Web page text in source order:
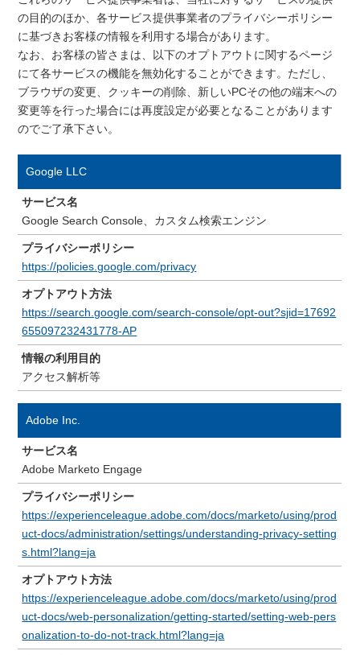
の目的のほか、各サービス提供事業者のプライバシーポリシー
に基づきお客様の情報を利用する場合があります。
なお、お客様の皆さまは、以下のオプトアウトに関するページ
にて各サービスの機能を無効化することができます。ただし、
ブラウザの変更、クッキーの削除、新しいPCその他の端末への
変更等を行った場合には再度設定が必要となることがあります
のでご了承下さい。
Google LLC
サービス名
Google Search Console、カスタム検索エンジン
プライバシーポリシー
https://policies.google.com/privacy
オプトアウト方法
https://search.google.com/search-console/opt-out?sjid=17692
655097232431778-AP
情報の利用目的
アクセス解析等
Adobe Inc.
サービス名
Adobe Marketo Engage
プライバシーポリシー
https://experienceleague.adobe.com/docs/marketo/using/prod
uct-docs/administration/settings/understanding-privacy-setting
s.html?lang=ja
オプトアウト方法
https://experienceleague.adobe.com/docs/marketo/using/prod
uct-docs/web-personalization/getting-started/setting-web-pers
onalization-to-do-not-track.html?lang=ja